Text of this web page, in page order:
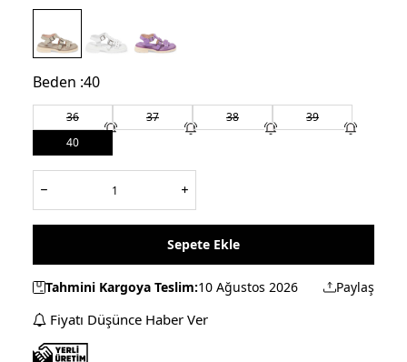
Beden :40
36 37 38
39
40
Sepete Ekle
Tahmini Kargoya Teslim:10 Ağustos 2026 Paylaş
Fiyatı Düşünce Haber Ver